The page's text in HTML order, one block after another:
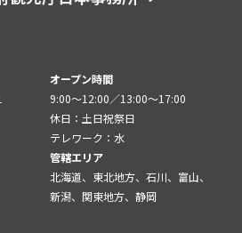
オープン時間
9:00～12:00／13:00～17:00
休日：土日祝祭日
テレワーク：水
管轄エリア
北海道、東北地方、石川、富山、
新潟、関東地方、静岡